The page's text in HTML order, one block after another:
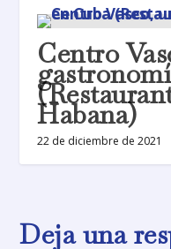
Centro
Habana)
22 de diciembre de 2021
Deja una